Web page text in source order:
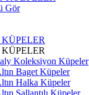
Gör
Koleksiyon Küpeler
Baget Küpeler
Halka Küpeler
Sallantılı Küpeler